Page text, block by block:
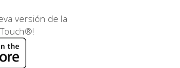
versión de la